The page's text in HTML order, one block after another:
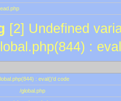
[2] Undefined
:
: eval()'d code
/global.php